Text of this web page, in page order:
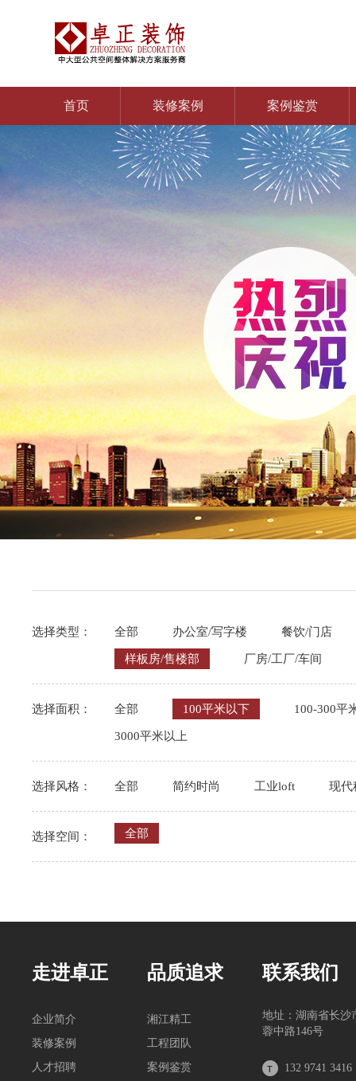
首页 装修案例 案例鉴赏
选择类型： 全部 办公室/写字楼 餐饮/门店
样板房/售楼部 厂房/工厂/车间
选择面积： 全部 100平米以下 100-300平
3000平米以上
选择风格： 全部 简约时尚 工业loft 现代
选择空间： 全部
走进卓正
企业简介
装修案例
人才招聘
品质追求
湘江精工
工程团队
案例鉴赏
联系我们
地址：湖南省长沙
蓉中路146号
132 9741 3416